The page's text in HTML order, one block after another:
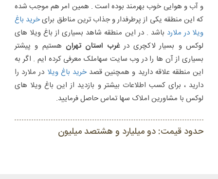
و آب و هوایی خوب بهرمند بوده است . همین امر هم موجب شده
که این منطقه یکی از پرطرفدار و جذاب ترین مناطق برایخرید باغ
ویلا در ملارد باشد . در این منطقه شاهد بسیاری از باغ ویلا های
لوکس و بسیار لاکچری در غرب استان تهران هستیم و پیشتر
بسیاری از آن ها را در وب سایت سهاملک معرفی کرده ایم . اگر به
این منطقه علاقه دارید و همچنین قصدخرید باغ ویلا در ملارد را
دارید ، برای کسب اطلاعات بیشتر و بازدید از این باغ ویلا های
لوکس با مشاورین املاک سها تماس حاصل فرمایید.
حدود قیمت: دو میلیارد و هشتصد میلیون